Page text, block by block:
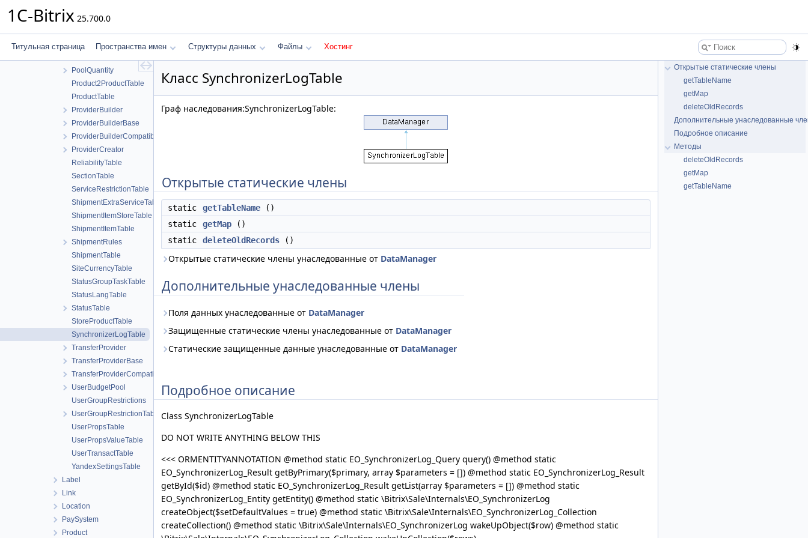
1C-Bitrix 25.700.0
Титульная страница Пространства имен Структуры данных Файлы Хостинг
PersonTypeSiteTable
Pool
PoolQuantity
Product2ProductTable
ProductTable
ProviderBuilder
ProviderBuilderBase
ProviderBuilderCompatibility
ProviderCreator
ReliabilityTable
SectionTable
ServiceRestrictionTable
ShipmentExtraServiceTable
ShipmentItemStoreTable
ShipmentItemTable
ShipmentRules
ShipmentTable
SiteCurrencyTable
StatusGroupTaskTable
StatusLangTable
StatusTable
StoreProductTable
SynchronizerLogTable
TransferProvider
TransferProviderBase
TransferProviderCompatibility
UserBudgetPool
UserGroupRestrictions
UserGroupRestrictionTable
UserPropsTable
UserPropsValueTable
UserTransactTable
YandexSettingsTable
Label
Link
Location
PaySystem
Product
Класс SynchronizerLogTable
Граф наследования:SynchronizerLogTable:
Открытые статические члены
static getTableName ()
static
getMap ()
static
deleteOldRecords ()
Открытые статические члены унаследованные от DataManager
Дополнительные унаследованные члены
Поля данных унаследованные от DataManager
Защищенные статические члены унаследованные от DataManager
Статические защищенные данные унаследованные от DataManager
Подробное описание
Class SynchronizerLogTable
DO NOT WRITE ANYTHING BELOW THIS
<<< ORMENTITYANNOTATION @method static EO_SynchronizerLog_Query query() @method static
EO_SynchronizerLog_Result getByPrimary($primary, array $parameters = []) @method static EO_SynchronizerLog_Result
getById($id) @method static EO_SynchronizerLog_Result getList(array $parameters = []) @method static
EO_SynchronizerLog_Entity getEntity() @method static \Bitrix\Sale\Internals\EO_SynchronizerLog
createObject($setDefaultValues = true) @method static \Bitrix\Sale\Internals\EO_SynchronizerLog_Collection
createCollection() @method static \Bitrix\Sale\Internals\EO_SynchronizerLog wakeUpObject($row) @method static
Открытые статические члены
getTableName
getMap
deleteOldRecords
Дополнительные унаследованные
Подробное описание
Методы
deleteOldRecords
getMap
getTableName